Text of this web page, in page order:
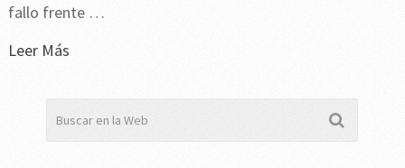
fallo frente …
Leer Más